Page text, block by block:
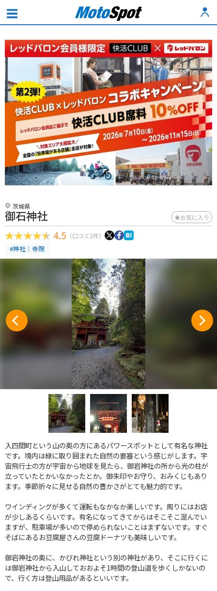
茨城県
御石神社 お気に入り
4.5 （口コミ2件）
#神社｜寺院
入四間町という山の奥の方にあるパワースポットとして有名な神社
です。境内は緑に取り囲まれた自然の要塞という感じがします。宇
宙飛行士の方が宇宙から地球を見たら、御岩神社の所から光の柱が
立っていたとかいなかったとか。御朱印やお守り、おみくじもあり
ます。季節折々に見せる自然の豊かさがとても魅力的です。
ワインディングが多くて運転もなかなか楽しいです。周りにはお店
が少しあるくらいです。有名になってきてからはそこそこ混んでい
ますが、駐車場が多いので停められないことはまずないです。すぐ
そばにあるお豆腐屋さんの豆腐ドーナツも美味しいです。
御岩神社の奥に、かびれ神社という別の神社があり、そこに行くに
は御岩神社から入山しておおよそ1時間の登山道を歩くしかないの
で、行く方は登山用品があるといいです。